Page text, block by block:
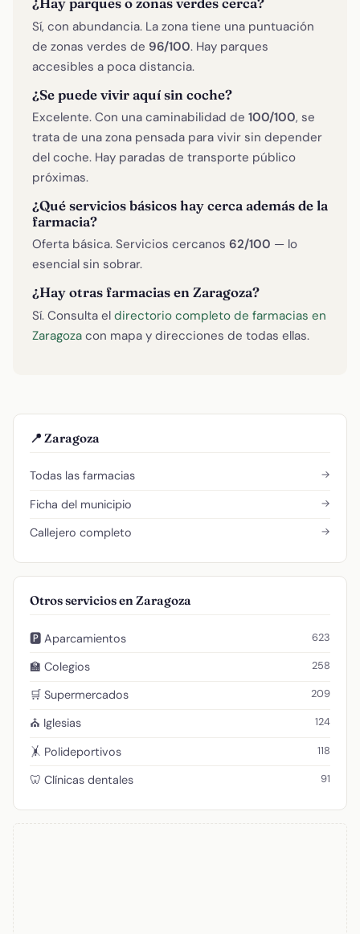
¿Hay parques o zonas verdes cerca?
Sí, con abundancia. La zona tiene una puntuación
de zonas verdes de 96/100. Hay parques
accesibles a poca distancia.
¿Se puede vivir aquí sin coche?
Excelente. Con una caminabilidad de 100/100, se
trata de una zona pensada para vivir sin depender
del coche. Hay paradas de transporte público
próximas.
¿Qué servicios básicos hay cerca además de la
farmacia?
Oferta básica. Servicios cercanos 62/100 — lo
esencial sin sobrar.
¿Hay otras farmacias en Zaragoza?
Sí. Consulta el directorio completo de farmacias en
Zaragoza con mapa y direcciones de todas ellas.
📍 Zaragoza
Todas las farmacias →
Ficha del municipio →
Callejero completo →
Otros servicios en Zaragoza
🅿️ Aparcamientos 623
🏫 Colegios 258
🛒 Supermercados 209
⛪ Iglesias 124
🤸 Polideportivos 118
🦷 Clínicas dentales 91